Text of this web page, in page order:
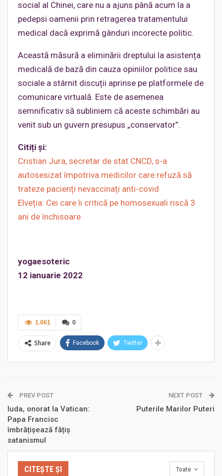
social al Chinei, care nu a ajuns până acum la a
pedepsi oamenii prin retragerea tratamentului
medical dacă exprimă gânduri incorecte politic.
Această măsură a eliminării dreptului la asistența
medicală de bază din cauza opiniilor politice sau
sociale a stârnit discuții aprinse pe platformele de
comunicare virtuală. Este de asemenea
semnificativ să subliniem că aceste schimbări au
venit sub un guvern presupus „conservator”.
Citiți și:
Cristian Jura, secretar de stat CNCD, s-a
autosesizat împotriva medicilor care refuză să
trateze pacienți nevaccinați anti-covid
Elveția: Cei care îi critică pe homosexuali riscă 3
ani de închisoare
yogaesoteric
12 ianuarie 2022
0
1.061
Share Facebook Twitter
PREV POST
Iuda, onorat la Vatican:
Papa Francisc
îmbrățișează fățiș
satanismul
NEXT POST
Puterile Marilor Puteri
Toate
CITEȘTE ȘI